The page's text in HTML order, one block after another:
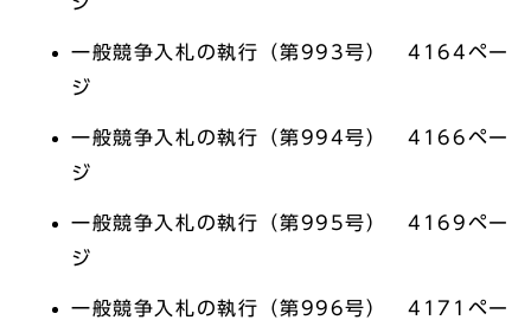
一般競争入札の執行（第993号） 4164ペー
ジ
一般競争入札の執行（第994号） 4166ペー
ジ
一般競争入札の執行（第995号） 4169ペー
ジ
一般競争入札の執行（第996号） 4171ペー